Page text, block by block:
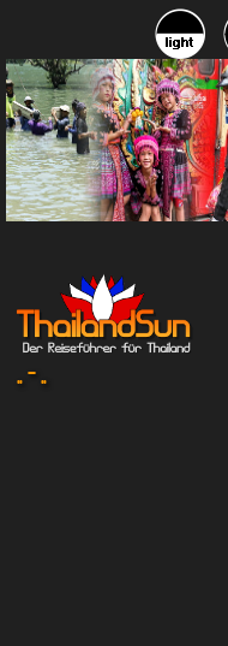
.. - ..